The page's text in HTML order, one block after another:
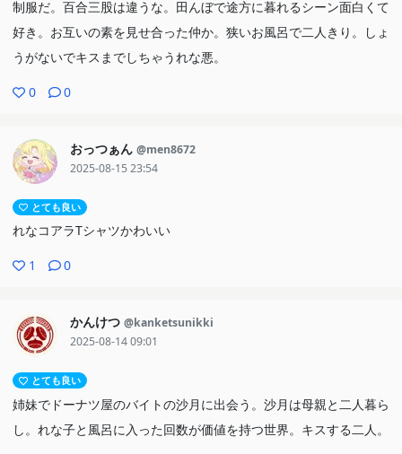
制服だ。百合三股は違うな。田んぼで途方に暮れるシーン面白くて
好き。お互いの素を見せ合った仲か。狭いお風呂で二人きり。しょ
うがないでキスまでしちゃうれな悪。
0 0
おっつぁん @men8672
2025-08-15 23:54
とても良い
れなコアラTシャツかわいい
1 0
かんけつ @kanketsunikki
2025-08-14 09:01
とても良い
姉妹でドーナツ屋のバイトの沙月に出会う。沙月は母親と二人暮ら
し。れな子と風呂に入った回数が価値を持つ世界。キスする二人。